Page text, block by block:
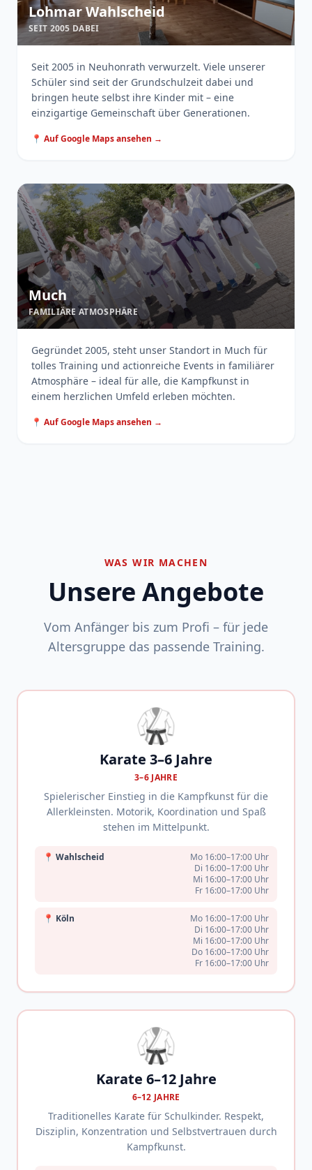
Lohmar Wahlscheid
SEIT 2005 DABEI
Seit 2005 in Neuhonrath verwurzelt. Viele unserer
Schüler sind seit der Grundschulzeit dabei und
bringen heute selbst ihre Kinder mit – eine
einzigartige Gemeinschaft über Generationen.
📍 Auf Google Maps ansehen →
Much
FAMILIÄRE ATMOSPHÄRE
Gegründet 2005, steht unser Standort in Much für
tolles Training und actionreiche Events in familiärer
Atmosphäre – ideal für alle, die Kampfkunst in
einem herzlichen Umfeld erleben möchten.
📍 Auf Google Maps ansehen →
WAS WIR MACHEN
Unsere Angebote
Vom Anfänger bis zum Profi – für jede
Altersgruppe das passende Training.
🥋
Karate 3–6 Jahre
3–6 JAHRE
Spielerischer Einstieg in die Kampfkunst für die
Allerkleinsten. Motorik, Koordination und Spaß
stehen im Mittelpunkt.
📍 Wahlscheid
Mo 16:00–17:00 Uhr
Di 16:00–17:00 Uhr
Mi 16:00–17:00 Uhr
Fr 16:00–17:00 Uhr
📍 Köln
Mo 16:00–17:00 Uhr
Di 16:00–17:00 Uhr
Mi 16:00–17:00 Uhr
Do 16:00–17:00 Uhr
Fr 16:00–17:00 Uhr
🥋
Karate 6–12 Jahre
6–12 JAHRE
Traditionelles Karate für Schulkinder. Respekt,
Disziplin, Konzentration und Selbstvertrauen durch
Kampfkunst.